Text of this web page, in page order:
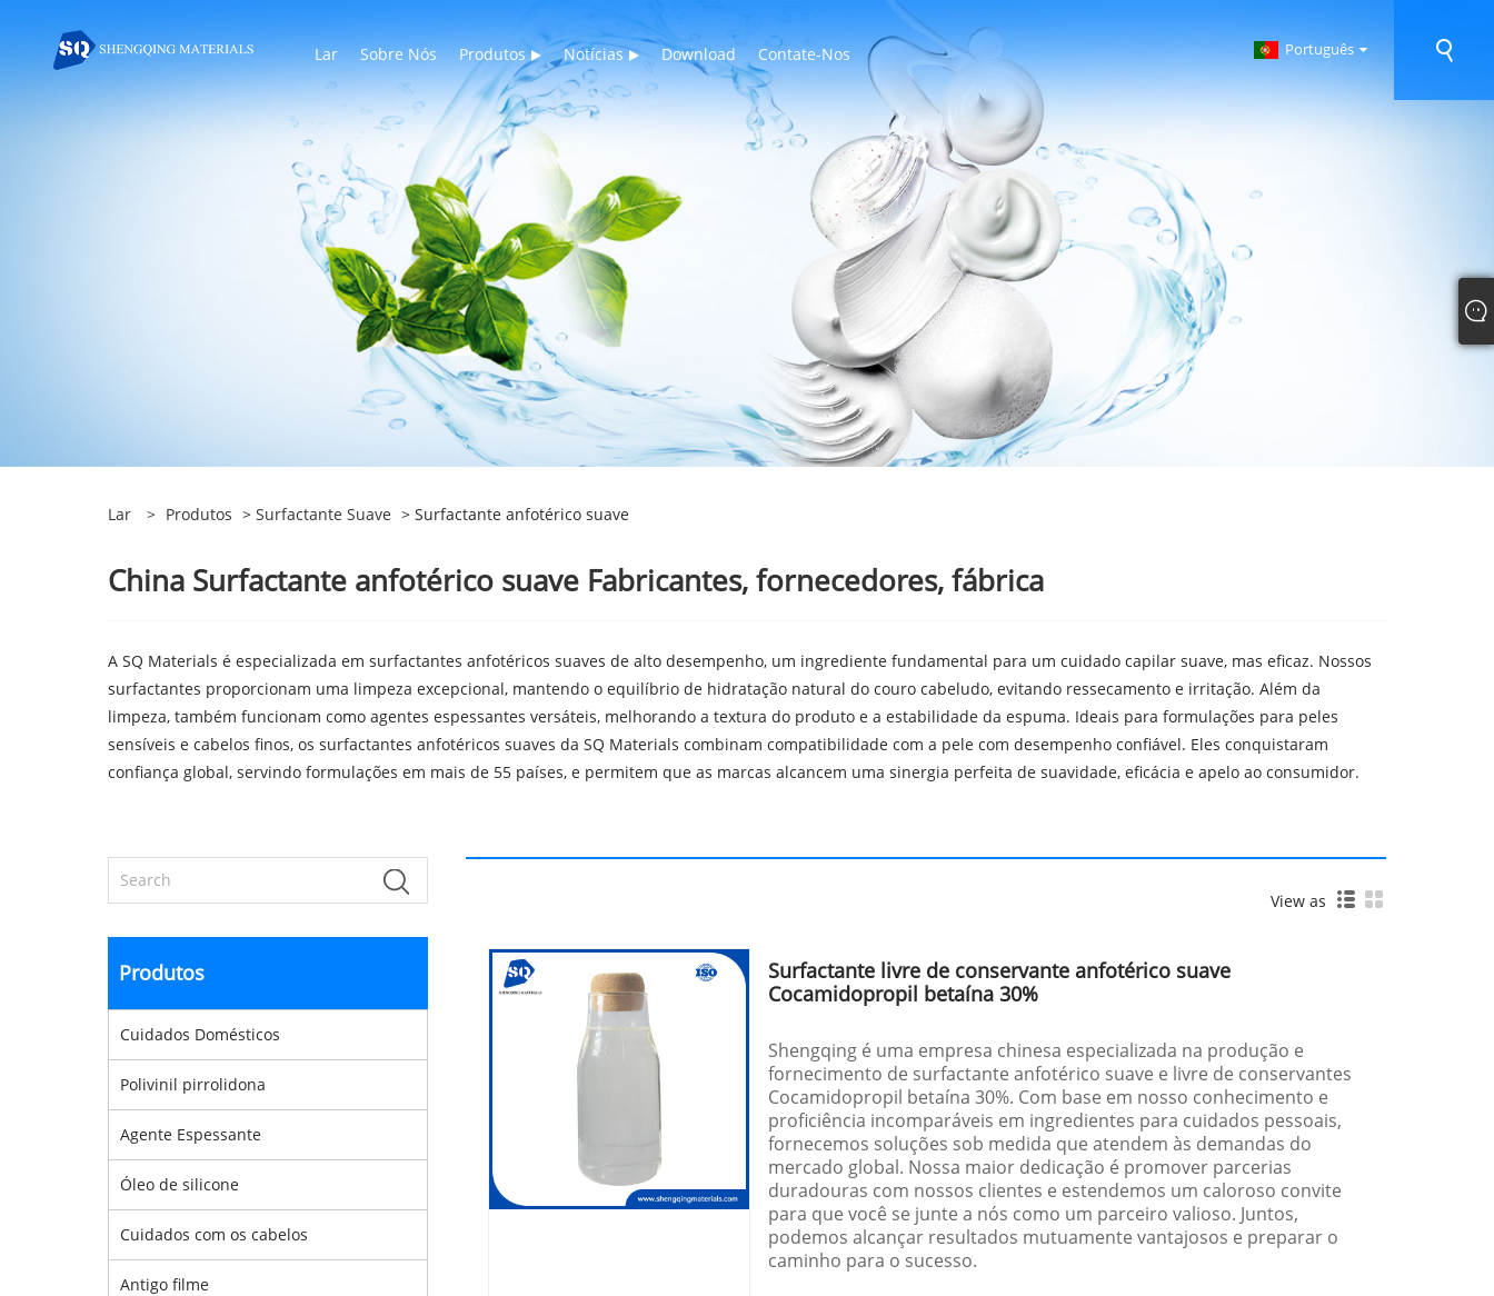
Lar Sobre Nós Produtos Notícias Download Contate-Nos Português
Lar > Produtos > Surfactante Suave > Surfactante anfotérico suave
China Surfactante anfotérico suave Fabricantes, fornecedores, fábrica
A SQ Materials é especializada em surfactantes anfotéricos suaves de alto desempenho, um ingrediente fundamental para um cuidado capilar suave, mas eficaz. Nossos
surfactantes proporcionam uma limpeza excepcional, mantendo o equilíbrio de hidratação natural do couro cabeludo, evitando ressecamento e irritação. Além da
limpeza, também funcionam como agentes espessantes versáteis, melhorando a textura do produto e a estabilidade da espuma. Ideais para formulações para peles
sensíveis e cabelos finos, os surfactantes anfotéricos suaves da SQ Materials combinam compatibilidade com a pele com desempenho confiável. Eles conquistaram
confiança global, servindo formulações em mais de 55 países, e permitem que as marcas alcancem uma sinergia perfeita de suavidade, eficácia e apelo ao consumidor.
Produtos
Cuidados Domésticos
Polivinil pirrolidona
Agente Espessante
Óleo de silicone
Cuidados com os cabelos
Antigo filme
View as
Surfactante livre de conservante anfotérico suave
Cocamidopropil betaína 30%
Shengqing é uma empresa chinesa especializada na produção e
fornecimento de surfactante anfotérico suave e livre de conservantes
Cocamidopropil betaína 30%. Com base em nosso conhecimento e
proficiência incomparáveis ​​em ingredientes para cuidados pessoais,
fornecemos soluções sob medida que atendem às demandas do
mercado global. Nossa maior dedicação é promover parcerias
duradouras com nossos clientes e estendemos um caloroso convite
para que você se junte a nós como um parceiro valioso. Juntos,
podemos alcançar resultados mutuamente vantajosos e preparar o
caminho para o sucesso.